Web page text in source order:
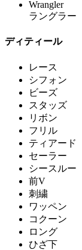
Wrangler
ラングラー
ディティール
レース
シフォン
ビーズ
スタッズ
リボン
フリル
ティアード
セーラー
シースルー
前V
刺繍
ワッペン
コクーン
ロング
ひざ下